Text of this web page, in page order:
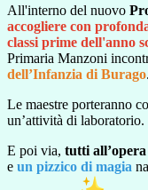
All'interno del nuovo
accogliere con
classi prime dell'anno
Primaria Manzoni
dell’Infanzia di Burago.
Le maestre porteranno
un’attività di laboratorio.
E poi via, tutti all’opera
e un pizzico di magia